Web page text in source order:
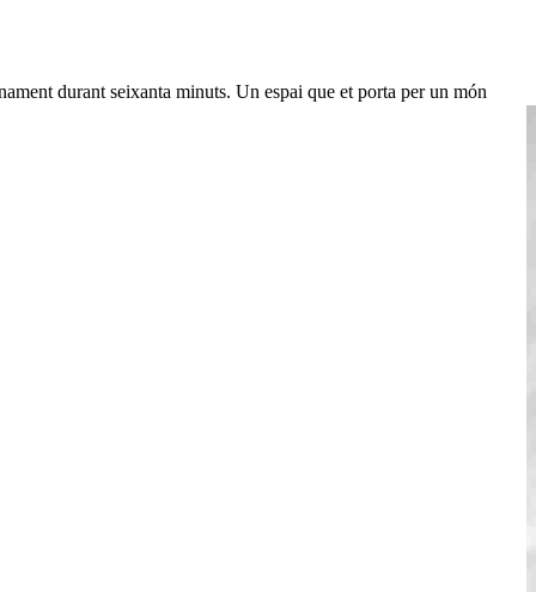
durant seixanta minuts. Un espai que et porta per un món